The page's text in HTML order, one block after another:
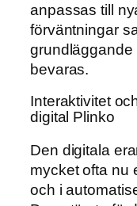
anpassas till
förväntningar
grundläggande
bevaras.
Interaktivitet
digital Plinko
Den digitala
mycket ofta nu
och i